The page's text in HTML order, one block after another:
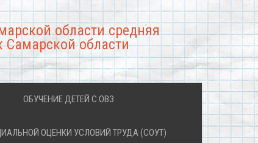
области средняя
Самарской области
ОБУЧЕНИЕ ДЕТЕЙ С ОВЗ
ОЦЕНКИ УСЛОВИЙ ТРУДА (СОУТ)